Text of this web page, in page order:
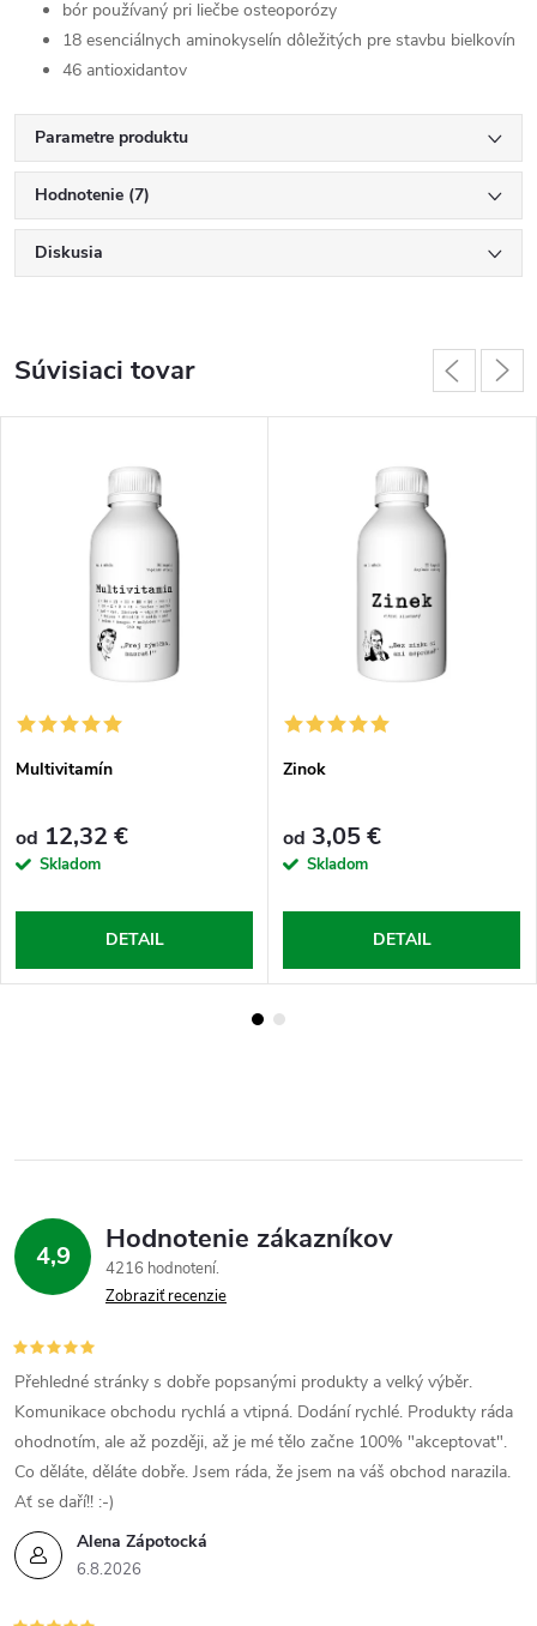
bór používaný pri liečbe osteoporózy
18 esenciálnych aminokyselín dôležitých pre stavbu bielkovín
46 antioxidantov
Parametre produktu
Hodnotenie (7)
Diskusia
Súvisiaci tovar
Multivitamín
od 12,32 €
Skladom
DETAIL
Zinok
od 3,05 €
Skladom
DETAIL
4,9 Hodnotenie zákazníkov
4216 hodnotení
Zobraziť recenzie
Alena Zápotocká
6.8.2026
Přehledné stránky s dobře popsanými produkty a velký výběr.
Komunikace obchodu rychlá a vtipná. Dodání rychlé. Produkty ráda
ohodnotím, ale až později, až je mé tělo začne 100% "akceptovat".
Co děláte, děláte dobře. Jsem ráda, že jsem na váš obchod narazila.
Ať se daří!! :-)